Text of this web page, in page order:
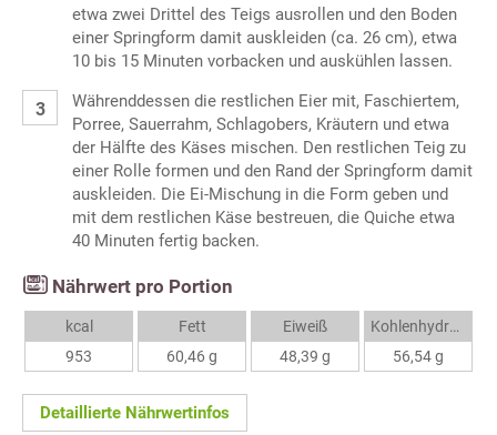
etwa zwei Drittel des Teigs ausrollen und den Boden
einer Springform damit auskleiden (ca. 26 cm), etwa
10 bis 15 Minuten vorbacken und auskühlen lassen.
Währenddessen die restlichen Eier mit, Faschiertem,
Porree, Sauerrahm, Schlagobers, Kräutern und etwa
der Hälfte des Käses mischen. Den restlichen Teig zu
einer Rolle formen und den Rand der Springform damit
auskleiden. Die Ei-Mischung in die Form geben und
mit dem restlichen Käse bestreuen, die Quiche etwa
40 Minuten fertig backen.
Nährwert pro Portion
kcal
953
Fett
60,46 g
Eiweiß
48,39 g
Kohlenhydrate
56,54 g
Detaillierte Nährwertinfos